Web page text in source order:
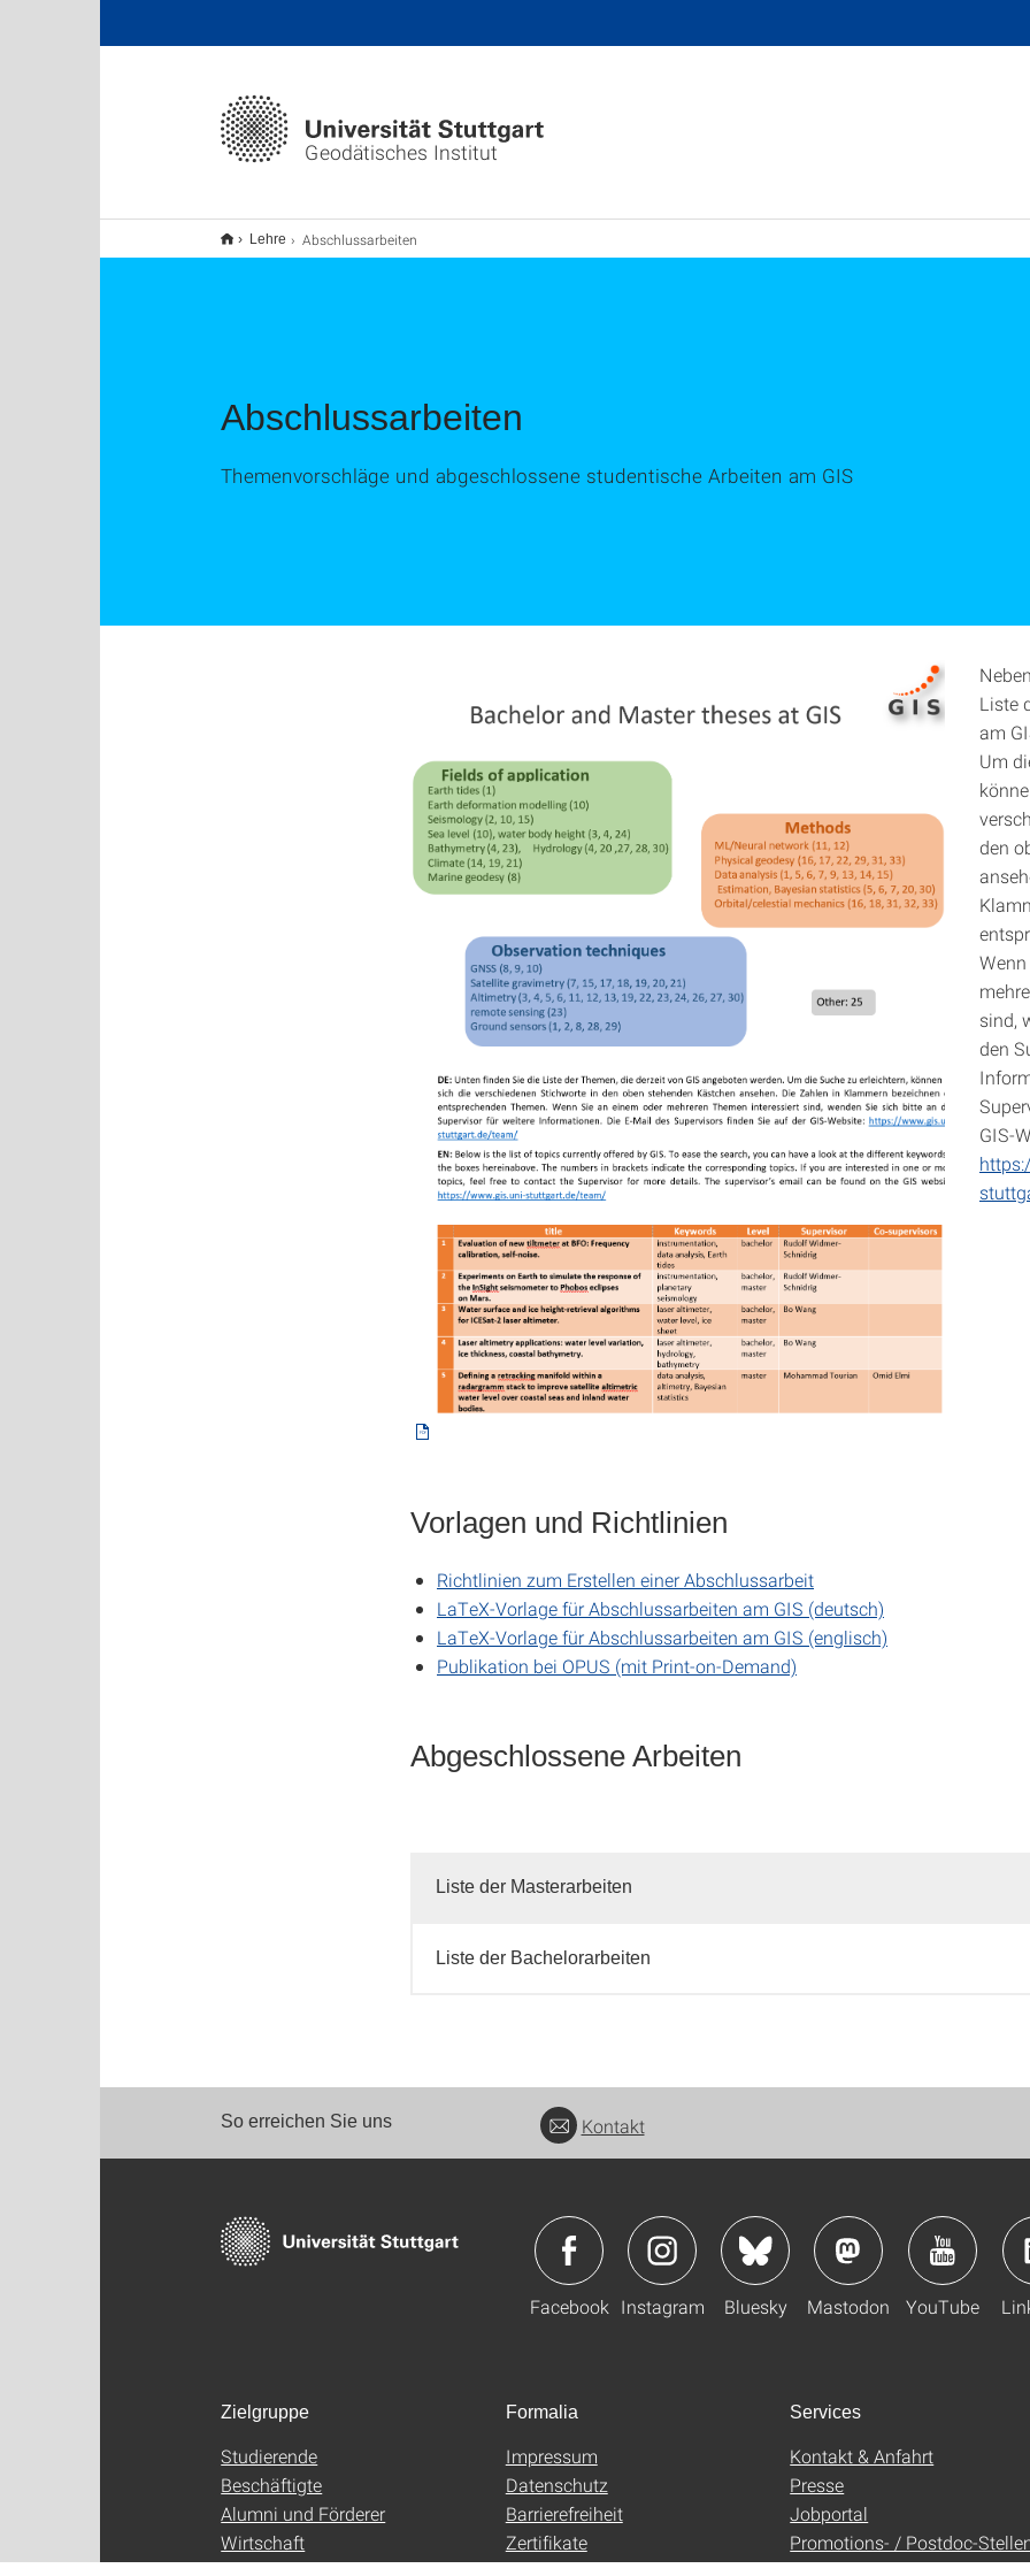
Geodätisches Institut
Lehre Abschlussarbeiten
Abschlussarbeiten
Themenvorschläge und abgeschlossene studentische Arbeiten am GIS
Liste
am
Um
den
sind,
den
GIS-
Vorlagen und Richtlinien
Richtlinien zum Erstellen einer Abschlussarbeit
LaTeX-Vorlage für Abschlussarbeiten am GIS (deutsch)
LaTeX-Vorlage für Abschlussarbeiten am GIS (englisch)
Publikation bei OPUS (mit Print-on-Demand)
Abgeschlossene Arbeiten
Liste der Masterarbeiten
Liste der Bachelorarbeiten
So erreichen Sie uns Kontakt
Facebook Instagram Bluesky Mastodon YouTube
Zielgruppe
Studierende
Beschäftigte
Alumni und Förderer
Wirtschaft
Formalia
Impressum
Datenschutz
Barrierefreiheit
Zertifikate
Services
Kontakt & Anfahrt
Presse
Jobportal
Promotions- / Postdoc-